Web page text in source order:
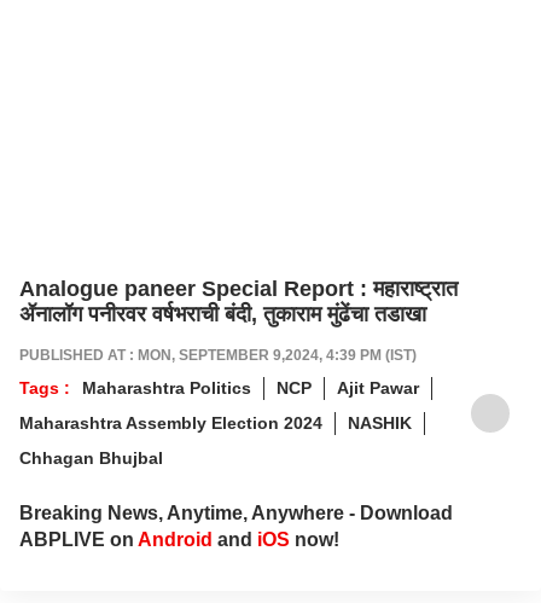
Analogue paneer Special Report : महाराष्ट्रात
ॲनालॉग पनीरवर वर्षभराची बंदी, तुकाराम मुंढेंचा तडाखा
PUBLISHED AT : MON, SEPTEMBER 9,2024, 4:39 PM (IST)
Tags : Maharashtra Politics NCP
Ajit Pawar
Maharashtra Assembly Election 2024
NASHIK
Chhagan Bhujbal
Breaking News, Anytime, Anywhere - Download
ABPLIVE on Android and iOS now!